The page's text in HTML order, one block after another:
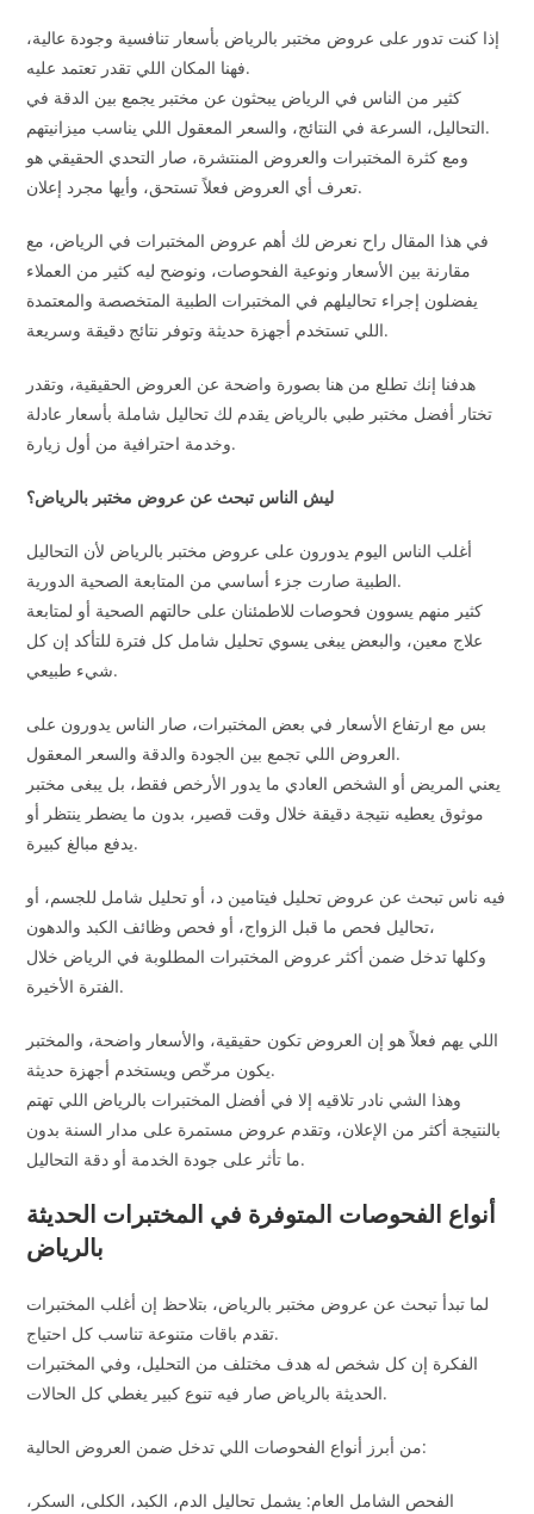
إذا كنت تدور على عروض مختبر بالرياض بأسعار تنافسية وجودة عالية،
فهنا المكان اللي تقدر تعتمد عليه.
كثير من الناس في الرياض يبحثون عن مختبر يجمع بين الدقة في
التحاليل، السرعة في النتائج، والسعر المعقول اللي يناسب ميزانيتهم.
ومع كثرة المختبرات والعروض المنتشرة، صار التحدي الحقيقي هو
تعرف أي العروض فعلاً تستحق، وأيها مجرد إعلان.
في هذا المقال راح نعرض لك أهم عروض المختبرات في الرياض، مع
مقارنة بين الأسعار ونوعية الفحوصات، ونوضح ليه كثير من العملاء
يفضلون إجراء تحاليلهم في المختبرات الطبية المتخصصة والمعتمدة
اللي تستخدم أجهزة حديثة وتوفر نتائج دقيقة وسريعة.
هدفنا إنك تطلع من هنا بصورة واضحة عن العروض الحقيقية، وتقدر
تختار أفضل مختبر طبي بالرياض يقدم لك تحاليل شاملة بأسعار عادلة
وخدمة احترافية من أول زيارة.
ليش الناس تبحث عن عروض مختبر بالرياض؟
أغلب الناس اليوم يدورون على عروض مختبر بالرياض لأن التحاليل
الطبية صارت جزء أساسي من المتابعة الصحية الدورية.
كثير منهم يسوون فحوصات للاطمئنان على حالتهم الصحية أو لمتابعة
علاج معين، والبعض يبغى يسوي تحليل شامل كل فترة للتأكد إن كل
شيء طبيعي.
بس مع ارتفاع الأسعار في بعض المختبرات، صار الناس يدورون على
العروض اللي تجمع بين الجودة والدقة والسعر المعقول.
يعني المريض أو الشخص العادي ما يدور الأرخص فقط، بل يبغى مختبر
موثوق يعطيه نتيجة دقيقة خلال وقت قصير، بدون ما يضطر ينتظر أو
يدفع مبالغ كبيرة.
فيه ناس تبحث عن عروض تحليل فيتامين د، أو تحليل شامل للجسم، أو
تحاليل فحص ما قبل الزواج، أو فحص وظائف الكبد والدهون،
وكلها تدخل ضمن أكثر عروض المختبرات المطلوبة في الرياض خلال
الفترة الأخيرة.
اللي يهم فعلاً هو إن العروض تكون حقيقية، والأسعار واضحة، والمختبر
يكون مرخّص ويستخدم أجهزة حديثة.
وهذا الشي نادر تلاقيه إلا في أفضل المختبرات بالرياض اللي تهتم
بالنتيجة أكثر من الإعلان، وتقدم عروض مستمرة على مدار السنة بدون
ما تأثر على جودة الخدمة أو دقة التحاليل.
أنواع الفحوصات المتوفرة في المختبرات الحديثة
بالرياض
لما تبدأ تبحث عن عروض مختبر بالرياض، بتلاحظ إن أغلب المختبرات
تقدم باقات متنوعة تناسب كل احتياج.
الفكرة إن كل شخص له هدف مختلف من التحليل، وفي المختبرات
الحديثة بالرياض صار فيه تنوع كبير يغطي كل الحالات.
من أبرز أنواع الفحوصات اللي تدخل ضمن العروض الحالية:
الفحص الشامل العام: يشمل تحاليل الدم، الكبد، الكلى، السكر،